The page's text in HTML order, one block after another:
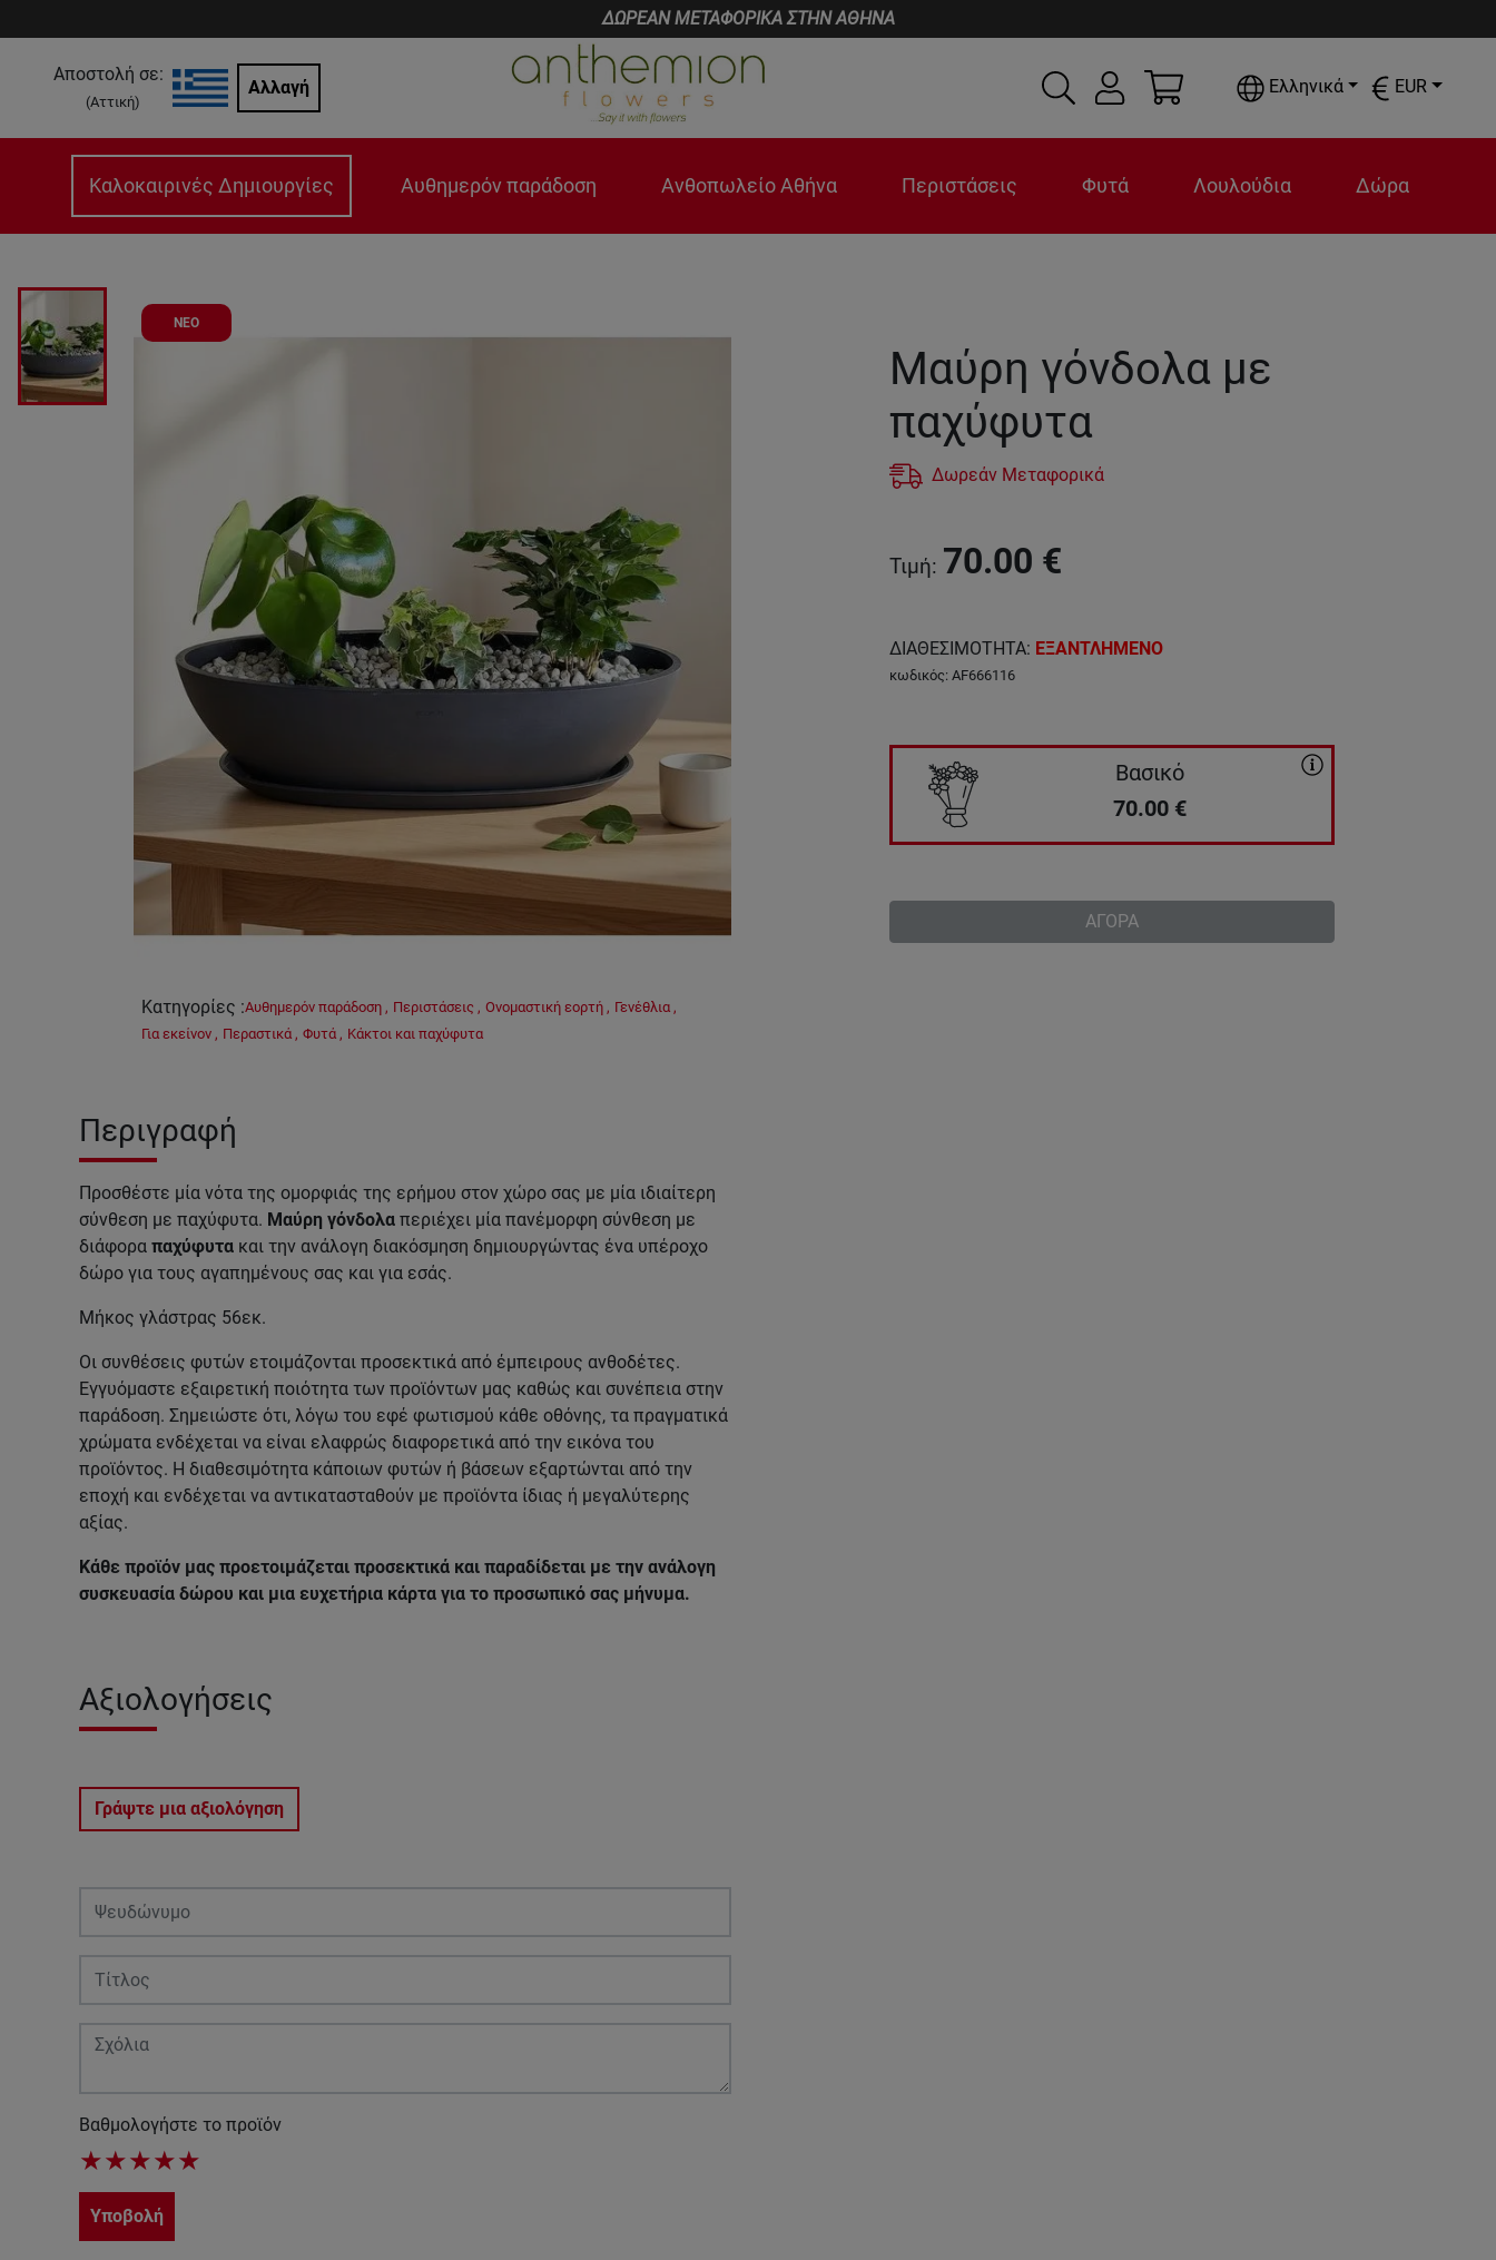
ΔΩΡΕΑΝ ΜΕΤΑΦΟΡΙΚΑ ΣΤΗΝ ΑΘΗΝΑ
Αποστολή σε:
(Αττική)
Αλλαγή Ελληνικά EUR
Καλοκαιρινές Δημιουργίες Αυθημερόν παράδοση Ανθοπωλείο Αθήνα Περιστάσεις Φυτά Λουλούδια Δώρα
ΝΕΟ
Κατηγορίες :Αυθημερόν παράδοση , Περιστάσεις , Ονομαστική εορτή , Γενέθλια ,
Για εκείνον , Περαστικά , Φυτά , Κάκτοι και παχύφυτα
Περιγραφή
Προσθέστε μία νότα της ομορφιάς της ερήμου στον χώρο σας με μία ιδιαίτερη
σύνθεση με παχύφυτα. Μαύρη γόνδολα περιέχει μία πανέμορφη σύνθεση με
διάφορα παχύφυτα και την ανάλογη διακόσμηση δημιουργώντας ένα υπέροχο
δώρο για τους αγαπημένους σας και για εσάς.
Μήκος γλάστρας 56εκ.
Οι συνθέσεις φυτών ετοιμάζονται προσεκτικά από έμπειρους ανθοδέτες.
Εγγυόμαστε εξαιρετική ποιότητα των προϊόντων μας καθώς και συνέπεια στην
παράδοση. Σημειώστε ότι, λόγω του εφέ φωτισμού κάθε οθόνης, τα πραγματικά
χρώματα ενδέχεται να είναι ελαφρώς διαφορετικά από την εικόνα του
προϊόντος. Η διαθεσιμότητα κάποιων φυτών ή βάσεων εξαρτώνται από την
εποχή και ενδέχεται να αντικατασταθούν με προϊόντα ίδιας ή μεγαλύτερης
αξίας.
Κάθε προϊόν μας προετοιμάζεται προσεκτικά και παραδίδεται με την ανάλογη
συσκευασία δώρου και μια ευχετήρια κάρτα για το προσωπικό σας μήνυμα.
Αξιολογήσεις
Γράψτε μια αξιολόγηση
Βαθμολογήστε το προϊόν
★★★★★
Υποβολή
Μαύρη γόνδολα με
παχύφυτα
Δωρεάν Μεταφορικά
Τιμή: 70.00 €
ΔΙΑΘΕΣΙΜΟΤΗΤΑ: ΕΞΑΝΤΛΗΜΕΝΟ
κωδικός: AF666116
Βασικό
70.00 €
ΑΓΟΡΑ